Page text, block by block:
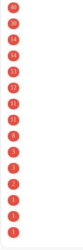
40
30
14
14
13
12
11
11
8
3
3
2
1
1
1